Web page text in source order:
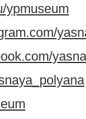
ypmuseum